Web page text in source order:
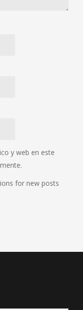
y web en este
for new posts